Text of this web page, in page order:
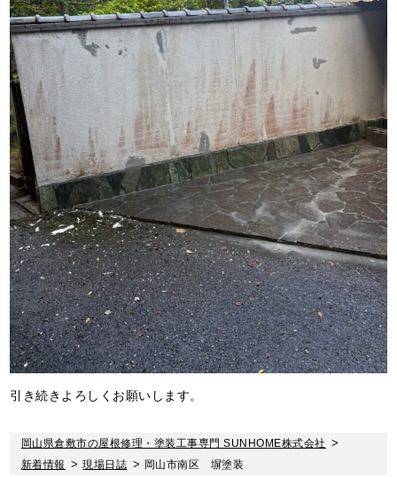
引き続きよろしくお願いします。
岡山県倉敷市の屋根修理・塗装工事専門 SUNHOME株式会社 >
新着情報 >現場日誌 > 岡山市南区 塀塗装